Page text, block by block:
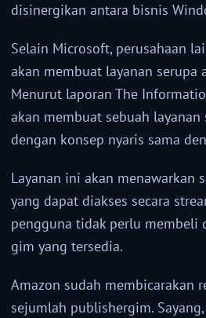
disinergikan antara bisnis
Selain Microsoft, perusahaan
akan membuat layanan serupa
Menurut laporan The
akan membuat sebuah
dengan konsep nyaris sama
Layanan ini akan menawarkan
yang dapat diakses secara
pengguna tidak perlu membeli
gim yang tersedia.
Amazon sudah membicarakan
sejumlah publishergim.